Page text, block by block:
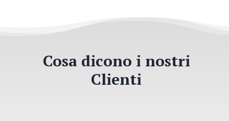
Cosa dicono i nostri
Clienti